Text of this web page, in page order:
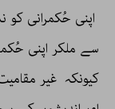
اپنی حُکمرانی
سے ملکر اپنی
کیونکہ غیر